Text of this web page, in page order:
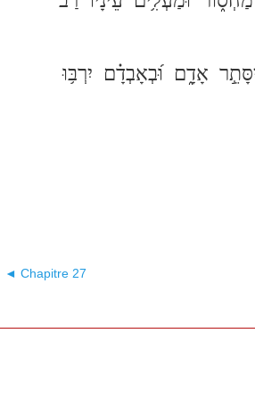
אָדָ֑ם וּ֝בְאָבְדָ֗ם יִרְבּ֥וּ
◄ Chapitre 27